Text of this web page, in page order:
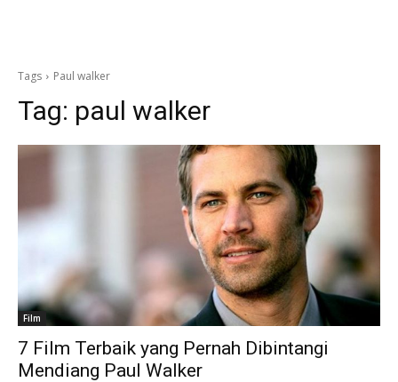
Tags Paul walker
Tag: paul walker
Film
7 Film Terbaik yang Pernah Dibintangi
Mendiang Paul Walker